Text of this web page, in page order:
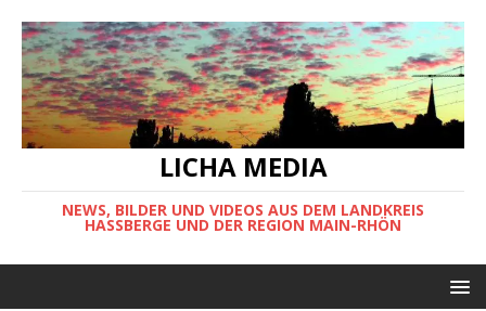
LICHA MEDIA
NEWS, BILDER UND VIDEOS AUS DEM LANDKREIS
HASSBERGE UND DER REGION MAIN-RHÖN